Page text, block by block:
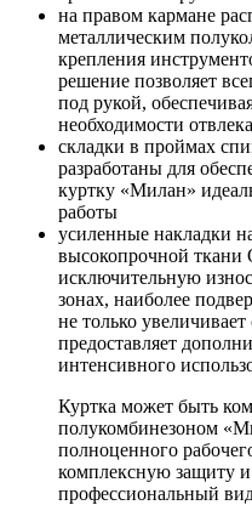
на правом кармане
металлическим
крепления
решение позволяет
под рукой,
необходимости
складки в проймах
разработаны для
куртку «Милан»
работы
усиленные накладки
высокопрочной ткани
исключительную
зонах, наиболее
не только
предоставляет
интенсивного
Куртка может быть
полукомбинезоном
полноценного
комплексную защиту
профессиональный